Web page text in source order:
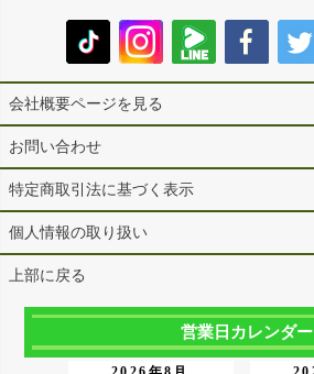
会社概要ページを見る
お問い合わせ
特定商取引法に基づく表示
個人情報の取り扱い
上部に戻る
営業日カレンダー